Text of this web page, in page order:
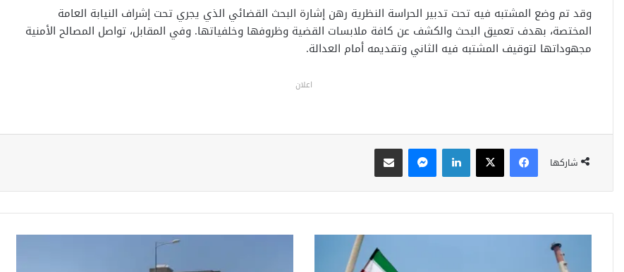
وقد تم وضع المشتبه فيه تحت تدبير الحراسة النظرية رهن إشارة البحث القضائي الذي يجري تحت إشراف النيابة العامة
المختصة، بهدف تعميق البحث والكشف عن كافة ملابسات القضية وظروفها وخلفياتها. وفي المقابل، تواصل المصالح الأمنية
مجهوداتها لتوقيف المشتبه فيه الثاني وتقديمه أمام العدالة.
اعلان
شاركها
فيسبوك ‫X لينكدإن